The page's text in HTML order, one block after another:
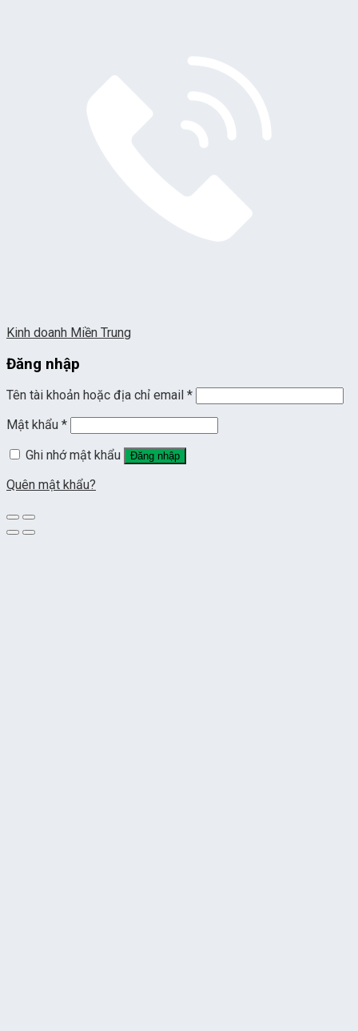
Kinh doanh Miền Trung
Đăng nhập
Tên tài khoản hoặc địa chỉ email *
Mật khẩu *
Ghi nhớ mật khẩu
Đăng nhập
Quên mật khẩu?